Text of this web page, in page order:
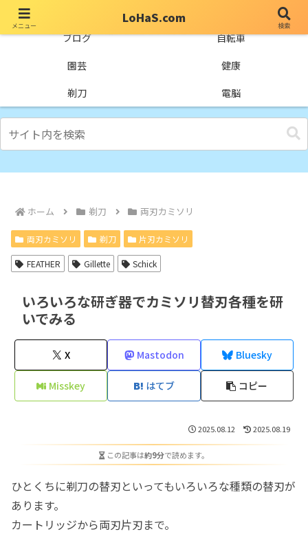
ブログ
自転車
園芸
健康
剃刀
電脳
ホーム 剃刀 両刃カミソリ
両刃カミソリ 剃刀 片刃カミソリ
FEATHER Gillette Schick
いろいろな研ぎ器でカミソリ替刃各種を研
いでみる
X Mastodon Bluesky
Misskey はてブ コピー
2025.08.12 2025.08.19
この記事は約9分で読めます。
ひとくちに剃刀の替刃といってもいろいろな種類の替刃が
あります。
カートリッジから両刃片刃まで。
メニュー
LoHaS.com
検索